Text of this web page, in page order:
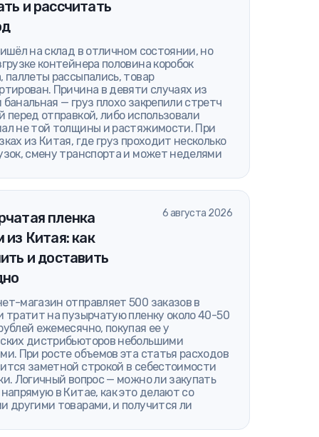
и рассчитать
на склад в отличном состоянии, но
контейнера половина коробок
паллеты рассыпались, товар
Причина в девяти случаях из
— груз плохо закрепили стретч
перед отправкой, либо использовали
не той толщины и растяжимости. При
из Китая, где груз проходит несколько
смену транспорта и может неделями
пленка
из Китая: как
и доставить
6 августа 2026
магазин отправляет 500 заказов в
тратит на пузырчатую пленку около 40-50
ежемесячно, покупая ее у
дистрибьюторов небольшими
При росте объемов эта статья расходов
заметной строкой в себестоимости
Логичный вопрос — можно ли закупать
напрямую в Китае, как это делают со
другими товарами, и получится ли